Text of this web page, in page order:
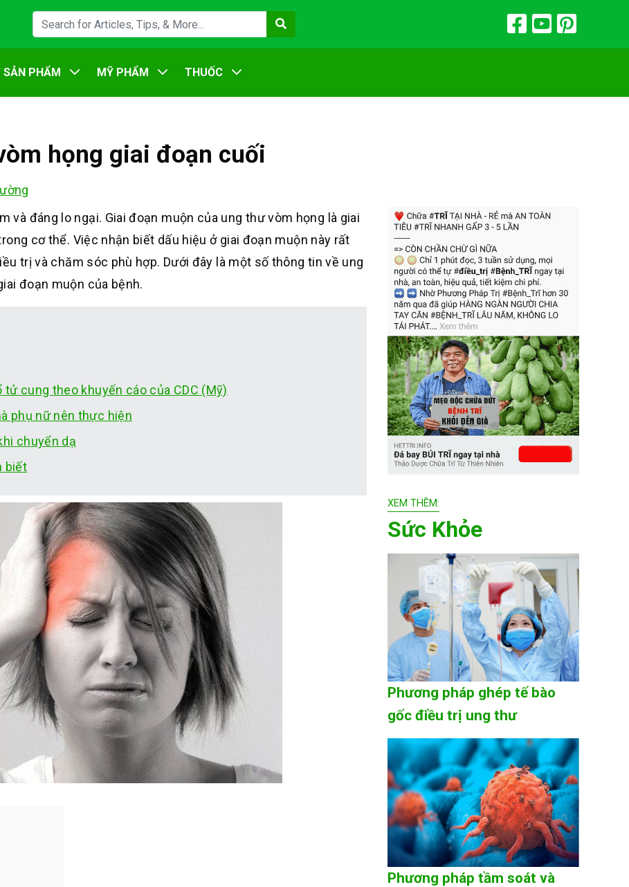
SẢN PHẨM MỸ PHẨM THUỐC
họng giai đoạn cuối
và đáng lo ngại. Giai đoạn muộn của ung thư vòm họng là giai
cơ thể. Việc nhận biết dấu hiệu ở giai đoạn muộn này rất
trị và chăm sóc phù hợp. Dưới đây là một số thông tin về ung
đoạn muộn của bệnh.
cung theo khuyến cáo của CDC (Mỹ)
phụ nữ nên thực hiện
chuyển dạ
biết
XEM THÊM:
Sức Khỏe
Phương pháp ghép tế bào
gốc điều trị ung thư
Phương pháp tầm soát và